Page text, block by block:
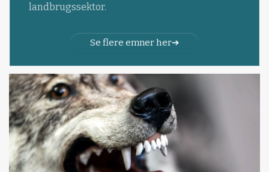
landbrugssektor.
Se flere emner her